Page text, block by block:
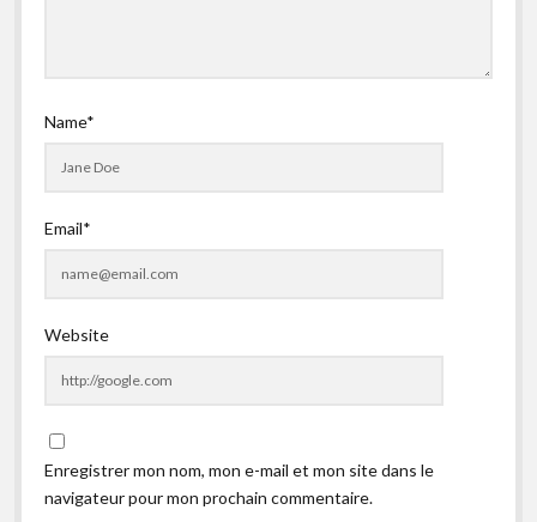
Name*
Email*
Website
Enregistrer mon nom, mon e-mail et mon site dans le
navigateur pour mon prochain commentaire.